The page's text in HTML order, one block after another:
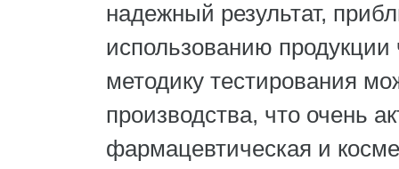
надежный результат,
использованию
методику тестирования
производства, что очень
фармацевтическая и